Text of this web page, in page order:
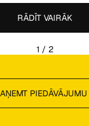
optimizācijai
RĀDĪT VAIRĀK
1 / 2
PIEDĀVĀJUMU